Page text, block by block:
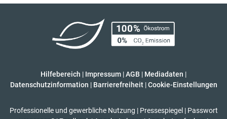
Hilfebereich | Impressum |AGB | Mediadaten |
Datenschutzinformation | Barrierefreiheit | Cookie-Einstellungen
Professionelle und gewerbliche Nutzung | Pressespiegel | Passwort